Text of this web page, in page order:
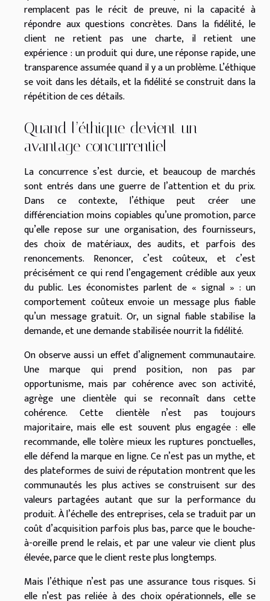
remplacent pas le récit de preuve, ni la capacité à
répondre aux questions concrètes. Dans la fidélité, le
client ne retient pas une charte, il retient une
expérience : un produit qui dure, une réponse rapide, une
transparence assumée quand il y a un problème. L’éthique
se voit dans les détails, et la fidélité se construit dans la
répétition de ces détails.
Quand l’éthique devient un
avantage concurrentiel
La concurrence s’est durcie, et beaucoup de marchés
sont entrés dans une guerre de l’attention et du prix.
Dans ce contexte, l’éthique peut créer une
différenciation moins copiables qu’une promotion, parce
qu’elle repose sur une organisation, des fournisseurs,
des choix de matériaux, des audits, et parfois des
renoncements. Renoncer, c’est coûteux, et c’est
précisément ce qui rend l’engagement crédible aux yeux
du public. Les économistes parlent de « signal » : un
comportement coûteux envoie un message plus fiable
qu’un message gratuit. Or, un signal fiable stabilise la
demande, et une demande stabilisée nourrit la fidélité.
On observe aussi un effet d’alignement communautaire.
Une marque qui prend position, non pas par
opportunisme, mais par cohérence avec son activité,
agrège une clientèle qui se reconnaît dans cette
cohérence. Cette clientèle n’est pas toujours
majoritaire, mais elle est souvent plus engagée : elle
recommande, elle tolère mieux les ruptures ponctuelles,
elle défend la marque en ligne. Ce n’est pas un mythe, et
des plateformes de suivi de réputation montrent que les
communautés les plus actives se construisent sur des
valeurs partagées autant que sur la performance du
produit. À l’échelle des entreprises, cela se traduit par un
coût d’acquisition parfois plus bas, parce que le bouche-
à-oreille prend le relais, et par une valeur vie client plus
élevée, parce que le client reste plus longtemps.
Mais l’éthique n’est pas une assurance tous risques. Si
elle n’est pas reliée à des choix opérationnels, elle se